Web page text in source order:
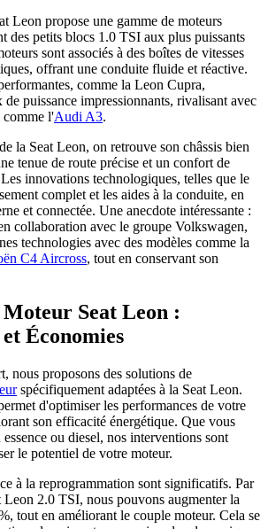
Leon propose une gamme de moteurs
des petits blocs 1.0 TSI aux plus puissants
sont associés à des boîtes de vitesses
offrant une conduite fluide et réactive.
comme la Leon Cupra,
de puissance impressionnants, rivalisant avec
comme l'Audi A3.
la Seat Leon, on retrouve son châssis bien
tenue de route précise et un confort de
innovations technologiques, telles que le
complet et les aides à la conduite, en
et connectée. Une anecdote intéressante :
collaboration avec le groupe Volkswagen,
technologies avec des modèles comme la
C4 Aircross, tout en conservant son
Seat Leon :
Économies
nous proposons des solutions de
spécifiquement adaptées à la Seat Leon.
d'optimiser les performances de votre
son efficacité énergétique. Que vous
ou diesel, nos interventions sont
le potentiel de votre moteur.
à la reprogrammation sont significatifs. Par
Leon 2.0 TSI, nous pouvons augmenter la
tout en améliorant le couple moteur. Cela se